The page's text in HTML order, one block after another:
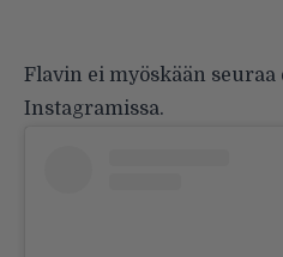
Flavin ei myöskään seuraa
Instagramissa.